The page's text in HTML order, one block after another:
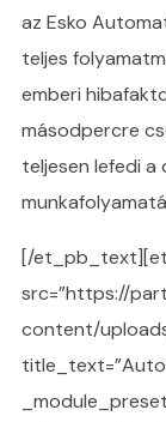
az Esko
teljes
emberi
másodpercre
teljesen lefedi
[/
src=”https://
content/